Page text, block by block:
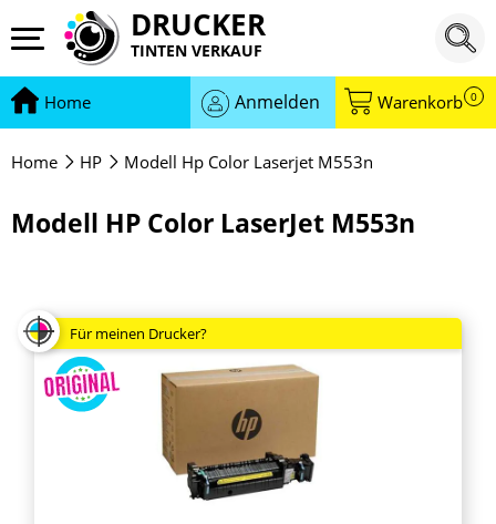
DRUCKER
TINTEN VERKAUF
Home Anmelden Warenkorb 0
Home HP Modell Hp Color Laserjet M553n
Modell HP Color LaserJet M553n